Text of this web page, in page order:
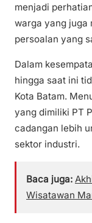
menjadi
warga yang juga
persoalan yang
Dalam
hingga saat ini
Kota Batam.
yang dimiliki PT
cadangan lebih
sektor industri.
Baca juga:
Wisatawan